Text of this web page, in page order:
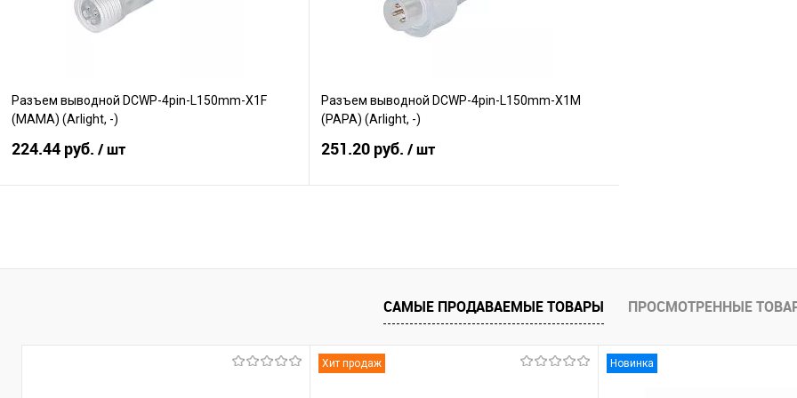
Разъем выводной DCWP-4pin-L150mm-X1F
(MAMA) (Arlight, -)
224.44 руб. / шт
Сравнение
Разъем выводной DCWP-4pin-L150mm-X1M
(PAPA) (Arlight, -)
251.20 руб. / шт
Сравнение
В избранное
В наличии
САМЫЕ ПРОДАВАЕМЫЕ ТОВАРЫ ПРОСМОТРЕННЫЕ
Хит продаж Новинка